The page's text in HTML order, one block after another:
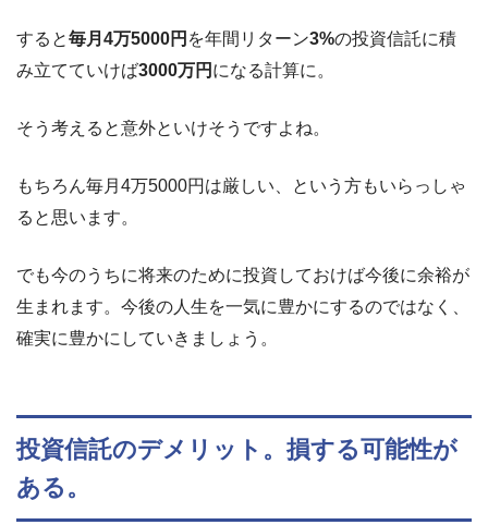
すると毎月4万5000円 を年間リターン3%の投資信託に積
み立てていけば3000万円 になる計算に。
そう考えると意外といけそうですよね。
もちろん毎月4万5000円は厳しい、という方もいらっしゃ
ると思います。
でも今のうちに将来のために投資しておけば今後に余裕が
生まれます。今後の人生を一気に豊かにするのではなく、
確実に豊かにしていきましょう。
投資信託のデメリット。損する可能性が
ある。